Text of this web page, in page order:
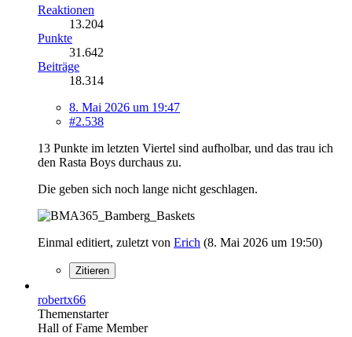
Reaktionen
13.204
Punkte
31.642
Beiträge
18.314
8. Mai 2026 um 19:47
#2.538
13 Punkte im letzten Viertel sind aufholbar, und das trau ich
den Rasta Boys durchaus zu.
Die geben sich noch lange nicht geschlagen.
Einmal editiert, zuletzt von Erich (8. Mai 2026 um 19:50)
Zitieren
robertx66
Themenstarter
Hall of Fame Member